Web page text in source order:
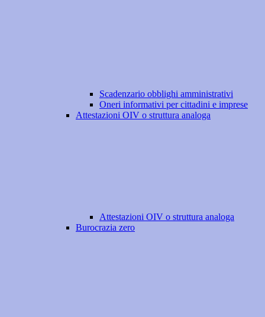
Scadenzario obblighi amministrativi
Oneri informativi per cittadini e imprese
Attestazioni OIV o struttura analoga
Attestazioni OIV o struttura analoga
Burocrazia zero